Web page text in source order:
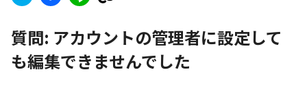
質問: アカウントの管理者に設定して
も編集できませんでした